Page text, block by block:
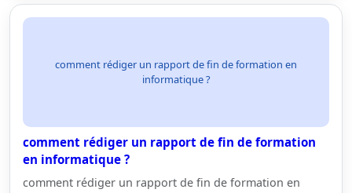
comment rédiger un rapport de fin de formation en
informatique ?
comment rédiger un rapport de fin de formation
en informatique ?
comment rédiger un rapport de fin de formation en